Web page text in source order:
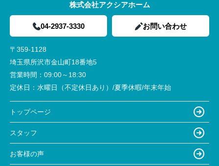
株式会社アクシアホーム
04-2937-3330 お問い合わせ
〒359-1128
埼玉県所沢市金山町18番地5
営業時間： 09:00～18:30
定休日： 水曜日（不定休日あり）/夏季休暇/年末年始
トップページ
スタッフ
お客様の声